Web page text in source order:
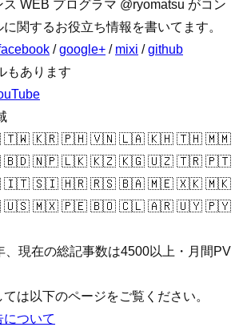
WEB プログラマ @ryomatsu がコン
関するお役立ち情報を書いてます。
/ google+ / mixi / github
もあります
🇹🇼 🇰🇷 🇵🇭 🇻🇳 🇱🇦 🇰🇭 🇹🇭 🇲🇲
🇧🇩 🇳🇵 🇱🇰 🇰🇿 🇰🇬 🇺🇿 🇹🇷 🇵🇹
🇮🇹 🇸🇮 🇭🇷 🇷🇸 🇧🇦 🇲🇪 🇽🇰 🇲🇰
🇺🇸 🇲🇽 🇵🇪 🇧🇴 🇨🇱 🇦🇷 🇺🇾 🇵🇾
、現在の総記事数は4500以上・月間PV
は以下のページをご覧ください。
ついて